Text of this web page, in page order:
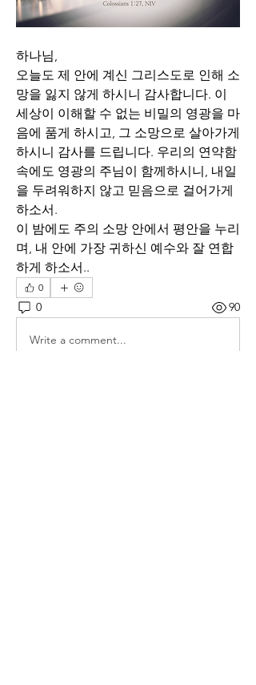
하나님,
오늘도 제 안에 계신 그리스도로 인해 소
망을 잃지 않게 하시니 감사합니다. 이
세상이 이해할 수 없는 비밀의 영광을 마
음에 품게 하시고, 그 소망으로 살아가게
하시니 감사를 드립니다. 우리의 연약함
속에도 영광의 주님이 함께하시니, 내일
을 두려워하지 않고 믿음으로 걸어가게
하소서.
이 밤에도 주의 소망 안에서 평안을 누리
며, 내 안에 가장 귀하신 예수와 잘 연합
하게 하소서..
0
0 90
Write a comment...